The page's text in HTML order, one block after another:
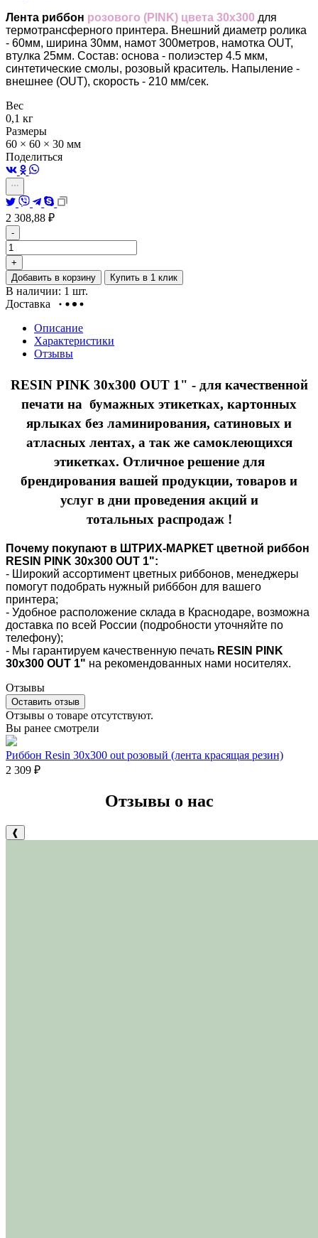
Лента риббон розового (PINK) цвета 30х300 для
термотрансферного принтера. Внешний диаметр ролика
- 60мм, ширина 30мм, намот 300метров, намотка OUT,
втулка 25мм. Состав: основа - полиэстер 4.5 мкм,
синтетические смолы, розовый краситель. Напыление -
внешнее (OUT), скорость - 210 мм/сек.
Вес
0,1 кг
Размеры
60 × 60 × 30 мм
Поделиться
2 308,88 ₽
-
+
Добавить в корзину
Купить в 1 клик
В наличии: 1 шт.
Доставка
Описание
Характеристики
Отзывы
RESIN PINK 30x300 OUT 1" - для качественной
печати на бумажных этикетках, картонных
ярлыках без ламинирования, сатиновых и
атласных лентах, а так же самоклеющихся
этикетках. Отличное решение для
брендирования вашей продукции, товаров и
услуг в дни проведения акций и
тотальных распродаж !
Почему покупают в ШТРИХ-МАРКЕТ цветной риббон
RESIN PINK 30х300 OUT 1":
- Широкий ассортимент цветных риббонов, менеджеры
помогут подобрать нужный рибббон для вашего
принтера;
- Удобное расположение склада в Краснодаре, возможна
доставка по всей России (подробности уточняйте по
телефону);
- Мы гарантируем качественную печать RESIN PINK
30х300 OUT 1" на рекомендованных нами носителях.
Отзывы
Оставить отзыв
Отзывы о товаре отсутствуют.
Вы ранее смотрели
Риббон Resin 30х300 out розовый (лента красящая резин)
2 309 ₽
Отзывы о нас
❰